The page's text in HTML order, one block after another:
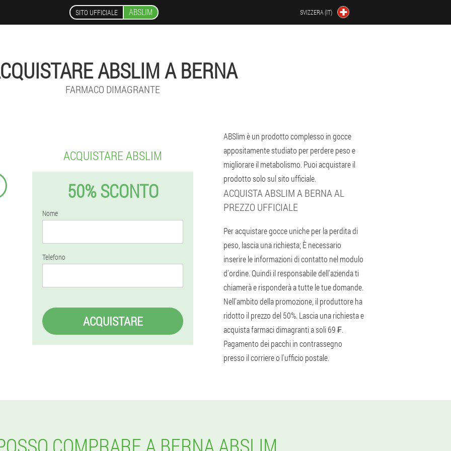
SITO UFFICIALE ABSLIM SVIZZERA (IT)
ABSLIM A BERNA
FARMACO DIMAGRANTE
ACQUISTARE ABSLIM
50% SCONTO
Nome
Telefono
ACQUISTARE
ABSlim è un prodotto complesso in gocce
appositamente studiato per perdere peso e
migliorare il metabolismo. Puoi acquistare il
prodotto solo sul sito ufficiale.
ACQUISTA ABSLIM A BERNA AL
PREZZO UFFICIALE
Per acquistare gocce uniche per la perdita di
peso, lascia una richiesta; È necessario
inserire le informazioni di contatto nel modulo
d'ordine. Quindi il responsabile dell'azienda ti
chiamerà e risponderà a tutte le tue domande.
Nell'ambito della promozione, il produttore ha
ridotto il prezzo del 50%. Lascia una richiesta e
acquista farmaci dimagranti a soli 69 ₣.
Pagamento dei pacchi in contrassegno
presso il corriere o l'ufficio postale.